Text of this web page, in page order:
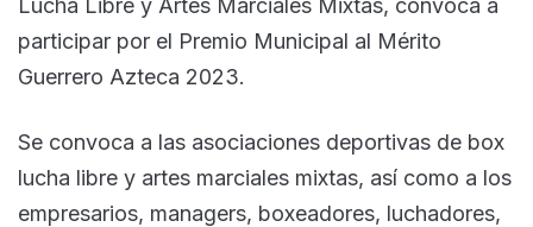
Lucha Libre y Artes Marciales Mixtas, convoca a
participar por el Premio Municipal al Mérito
Guerrero Azteca 2023.
Se convoca a las asociaciones deportivas de box
lucha libre y artes marciales mixtas, así como a los
empresarios, managers, boxeadores, luchadores,